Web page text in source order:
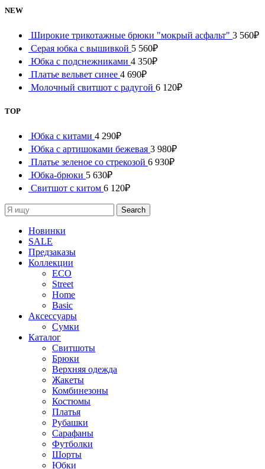
NEW
Широкие трикотажные брюки "мокрый асфальт" 3 560₽
Серая юбка с вышивкой 5 560₽
Юбка с подснежниками 4 350₽
Платье вельвет синее 4 690₽
Молочный свитшот с радугой 6 120₽
TOP
Юбка с китами 4 290₽
Юбка с артишоками бежевая 3 980₽
Платье зеленое со стрекозой 6 930₽
Юбка-брюки 5 630₽
Свитшот с китом 6 120₽
Search
Новинки
SALE
Предзаказы
Коллекции
ECO
Street
Home
Basic
Аксессуары
Сумки
Каталог
Cвитшоты
Брюки
Верхняя одежда
Жакеты
Комбинезоны
Костюмы
Платья
Рубашки
Сарафаны
Футболки
Шорты
Юбки